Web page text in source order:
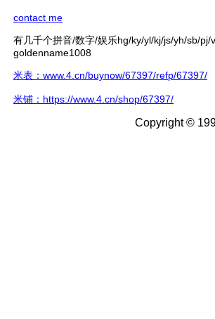
contact me
有几千个拼音/数字/娱乐hg/ky/yl/kj/js/yh/sb/
goldenname1008
米表：www.4.cn/buynow/67397/refp/67397/
米铺：https://www.4.cn/shop/67397/
Copyright ©